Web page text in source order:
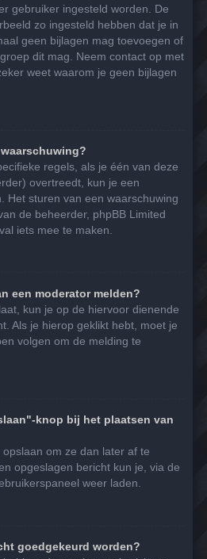
gebruiker ingesteld worden. De
zo ingesteld hebben dat je in
geen bijlagen mag toevoegen of
dit mag. Neem contact op met
weet waarom je geen bijlagen
regels, als je één van deze
overtreedt, kun je een
Het sturen van een waarschuwing
de beheerder, phpBB Limited
iets mee te maken.
een moderator melden?
kun je op de hiervoor dienende
Als je hierop geklikt hebt, moet je
volgen om de melding te
knop bij het plaatsen van
om ze dan later af te
opgeslagen bericht kun je, via de
weer laden.
goedgekeurd worden?